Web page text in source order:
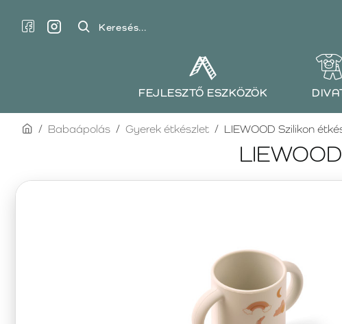
Keresés...
FEJLESZTŐ ESZKÖZÖK
homeBabaápolás Gyerek étkészlet LIEWOOD Szilikon